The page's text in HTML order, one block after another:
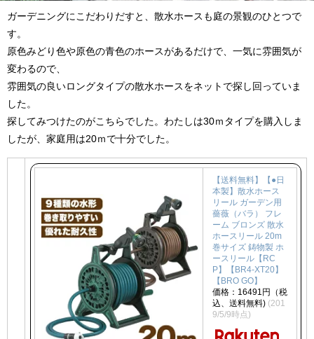
ガーデニングにこだわりだすと、散水ホースも庭の景観のひとつで
す。
原色みどり色や原色の青色のホースがあるだけで、一気に雰囲気が
変わるので、
雰囲気の良いロングタイプの散水ホースをネットで探し回っていま
した。
探してみつけたのがこちらでした。わたしは30ｍタイプを購入しま
したが、家庭用は20ｍで十分でした。
【送料無料】【●日
本製】散水ホース
リール ガーデン用
薔薇（バラ） フレ
ーム ブロンズ 散水
ホースリール 20m
巻サイズ 鋳物製 ホ
ースリール【RC
P】【BR4-XT20】
【BRO GO】
価格：16491円（税
込、送料無料) (201
9/5/9時点)